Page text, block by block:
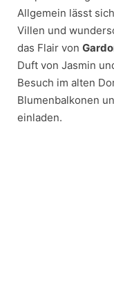
Allgemein lässt
Villen und
das Flair von
Duft von Jasmin
Besuch im alten
Blumenbalkonen
einladen.